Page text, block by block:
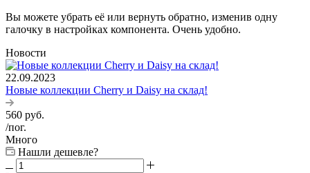
Вы можете убрать её или вернуть обратно, изменив одну
галочку в настройках компонента. Очень удобно.
Новости
22.09.2023
Новые коллекции Cherry и Daisy на склад!
560 руб.
/пог.
Много
Нашли дешевле?